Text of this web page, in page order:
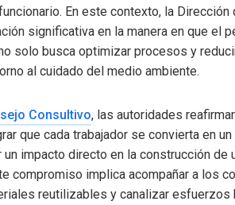
En este contexto, la
significativa en la manera en que
solo busca optimizar procesos y
al cuidado del medio ambiente.
Consultivo, las autoridades
que cada trabajador se convierta en
impacto directo en la construcción
compromiso implica acompañar a los
reutilizables y canalizar